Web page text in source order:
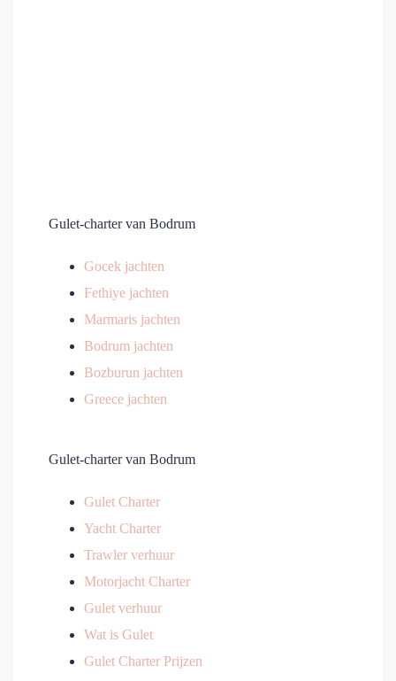
Gulet-charter van Bodrum
Gocek jachten
Fethiye jachten
Marmaris jachten
Bodrum jachten
Bozburun jachten
Greece jachten
Gulet-charter van Bodrum
Gulet Charter
Yacht Charter
Trawler verhuur
Motorjacht Charter
Gulet verhuur
Wat is Gulet
Gulet Charter Prijzen